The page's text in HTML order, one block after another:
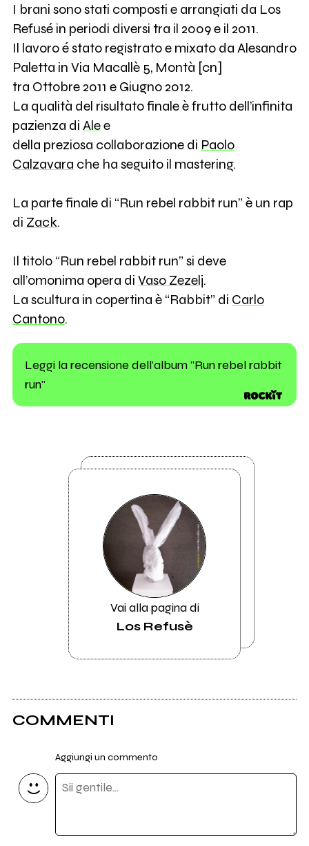
I brani sono stati composti e arrangiati da Los
Refusé in periodi diversi tra il 2009 e il 2011.
Il lavoro é stato registrato e mixato da Alesandro
Paletta in Via Macallè 5, Montà [cn]
tra Ottobre 2011 e Giugno 2012.
La qualità del risultato finale è frutto dell’infinita
pazienza di Alee
della preziosa collaborazione di Paolo
Calzavara che ha seguito il mastering.
La parte finale di “Run rebel rabbit run” è un rap
di Zack.
Il titolo “Run rebel rabbit run” si deve
all’omonima opera di Vaso Zezelj.
La scultura in copertina è “Rabbit” di Carlo
Cantono.
Leggi la recensione dell'album "Run rebel rabbit
run"
Vai alla pagina di
Los Refusè
COMMENTI
Aggiungi un commento